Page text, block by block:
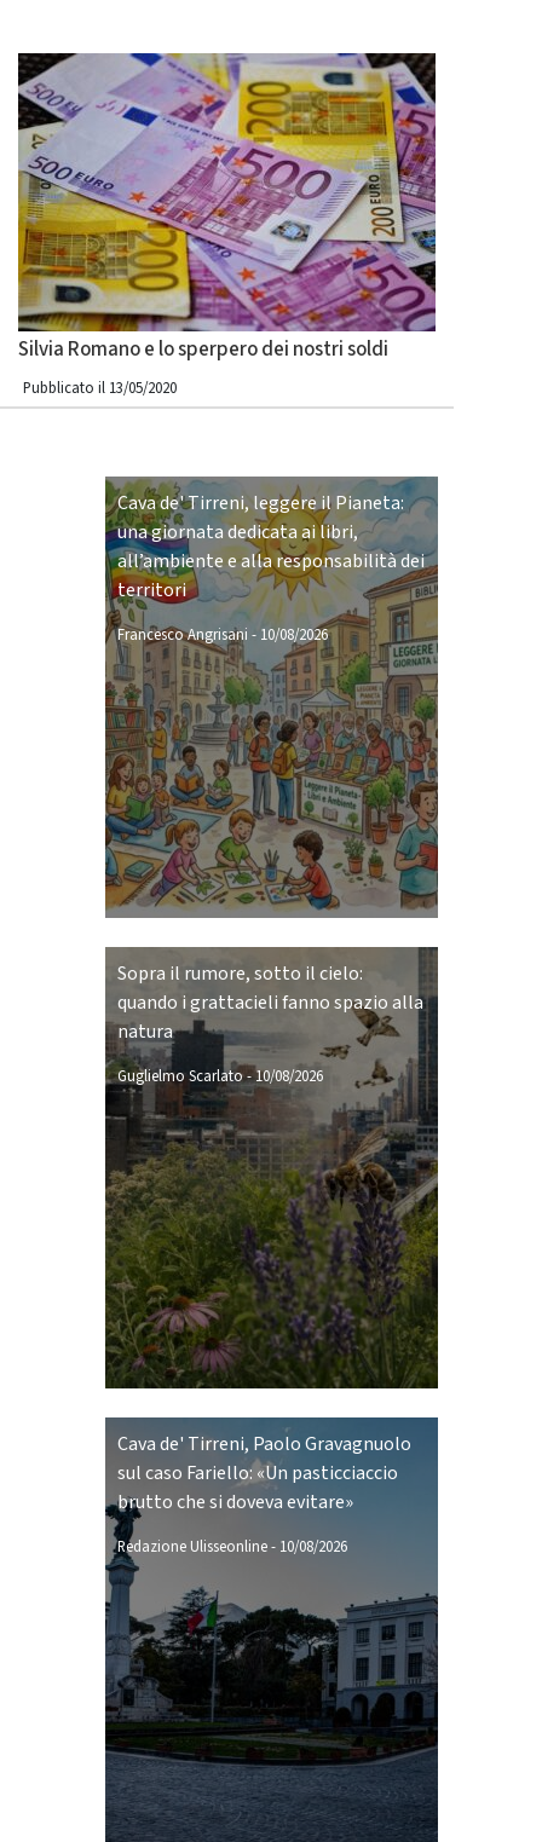
Silvia Romano e lo sperpero dei nostri soldi
Pubblicato il 13/05/2020
Cava de' Tirreni, leggere il Pianeta:
una giornata dedicata ai libri,
all’ambiente e alla responsabilità dei
territori
Francesco Angrisani - 10/08/2026
Sopra il rumore, sotto il cielo:
quando i grattacieli fanno spazio alla
natura
Guglielmo Scarlato-10/08/2026
Cava de' Tirreni, Paolo Gravagnuolo
sul caso Fariello: «Un pasticciaccio
brutto che si doveva evitare»
Redazione Ulisseonline- 10/08/2026